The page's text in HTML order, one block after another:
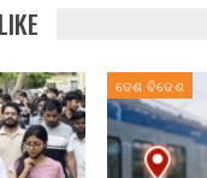
ଦେଶ ବିଦେଶ